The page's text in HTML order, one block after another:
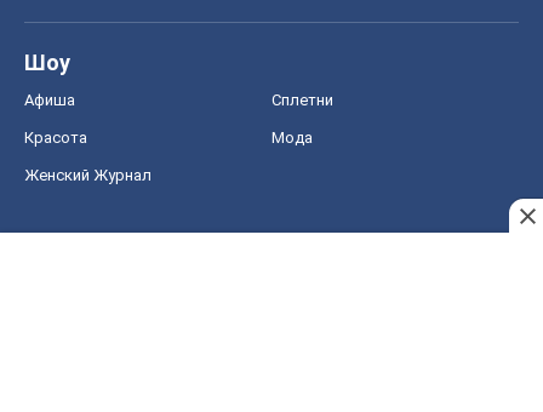
Шоу
Афиша Сплетни
Красота Мода
Женский Журнал